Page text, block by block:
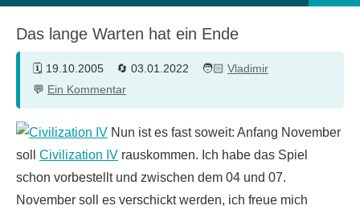
Das lange Warten hat ein Ende
19.10.2005 03.01.2022
Vladimir
Ein Kommentar
Nun ist es fast soweit: Anfang November
soll Civilization IV rauskommen. Ich habe das Spiel
schon vorbestellt und zwischen dem 04 und 07.
November soll es verschickt werden, ich freue mich